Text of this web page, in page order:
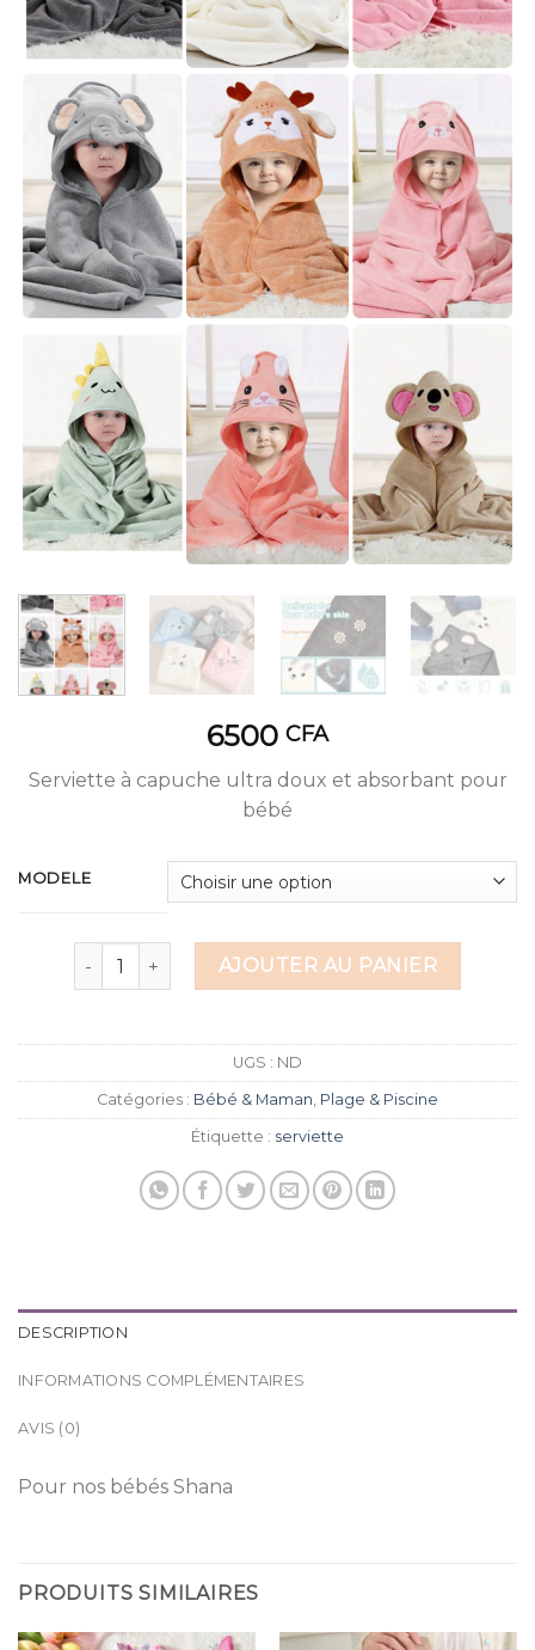
6500 CFA
Serviette à capuche ultra doux et absorbant pour
bébé
MODELE
quantité de Serviette à capuche
AJOUTER AU PANIER
UGS : ND
Catégories : Bébé & Maman, Plage & Piscine
Étiquette : serviette
DESCRIPTION
INFORMATIONS COMPLÉMENTAIRES
AVIS (0)
Pour nos bébés Shana
PRODUITS SIMILAIRES